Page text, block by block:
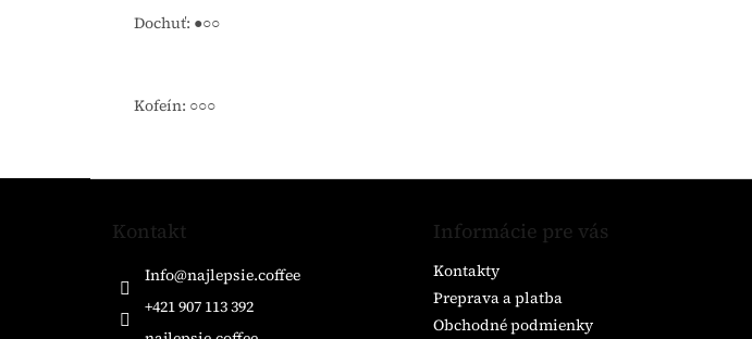
Dochuť: ●○○
Kofeín: ○○○
Kontakt
Info@najlepsie.coffee
+421 907 113 392
Informácie pre vás
Kontakty
Preprava a platba
Obchodné podmienky